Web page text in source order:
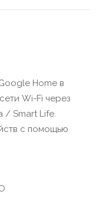
Home в
Wi-Fi через
/ Smart Life.
с помощью